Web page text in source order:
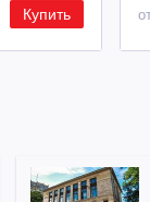
Купить